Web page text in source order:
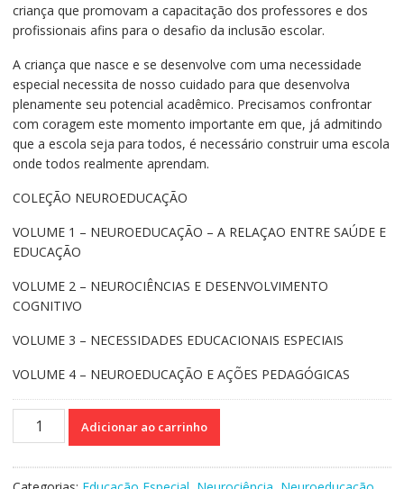
criança que promovam a capacitação dos professores e dos
profissionais afins para o desafio da inclusão escolar.
A criança que nasce e se desenvolve com uma necessidade
especial necessita de nosso cuidado para que desenvolva
plenamente seu potencial acadêmico. Precisamos confrontar
com coragem este momento importante em que, já admitindo
que a escola seja para todos, é necessário construir uma escola
onde todos realmente aprendam.
COLEÇÃO NEUROEDUCAÇÃO
VOLUME 1 – NEUROEDUCAÇÃO – A RELAÇAO ENTRE SAÚDE E
EDUCAÇÃO
VOLUME 2 – NEUROCIÊNCIAS E DESENVOLVIMENTO
COGNITIVO
VOLUME 3 – NECESSIDADES EDUCACIONAIS ESPECIAIS
VOLUME 4 – NEUROEDUCAÇÃO E AÇÕES PEDAGÓGICAS
Neurociências
Adicionar ao carrinho